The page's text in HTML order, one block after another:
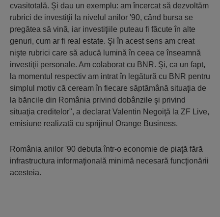
cvasitotală. Şi dau un exemplu: am încercat să dezvoltăm
rubrici de investiţii la nivelul anilor '90, când bursa se
pregătea să vină, iar investiţiile puteau fi făcute în alte
genuri, cum ar fi real estate. Şi în acest sens am creat
nişte rubrici care să aducă lumină în ceea ce înseamnă
investiţii personale. Am colaborat cu BNR. Şi, ca un fapt,
la momentul respectiv am intrat în legătură cu BNR pentru
simplul motiv că ceream în fiecare săptămână situaţia de
la băncile din România privind dobânzile şi privind
situaţia creditelor", a declarat Valentin Negoiţă la ZF Live,
emisiune realizată cu sprijinul Orange Business.
România anilor '90 debuta într-o economie de piaţă fără
infrastructura informaţională minimă necesară funcţionării
acesteia.